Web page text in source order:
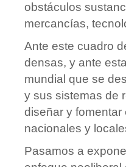
obstáculos
mercancías,
Ante este cuadro
densas, y ante
mundial que se
y sus sistemas de
diseñar y
nacionales y
Pasamos a